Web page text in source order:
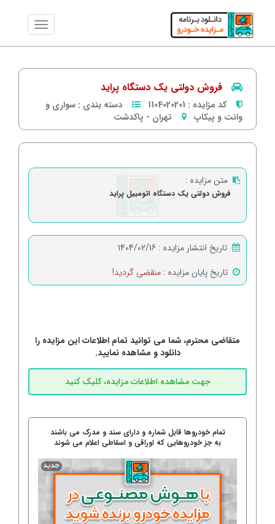
فروش دولتی یک دستگاه پراید
کد مزایده : 1104020201 دسته بندی : سواری و
وانت و پیکاپ
تهران - پاكدشت
متن مزایده :
فروش دولتی یک دستگاه اتومبیل پراید
تاریخ انتشار مزایده : 1404/02/16
تاریخ پایان مزایده : منقضی گردید!
متقاضی محترم، شما می توانید تمام اطلاعات این مزایده را
دانلود و مشاهده نمایید.
تمام خودروها قابل شماره و دارای سند و مدرک می باشند
به جز خودروهایی که اوراقی و اسقاطی اعلام می شوند